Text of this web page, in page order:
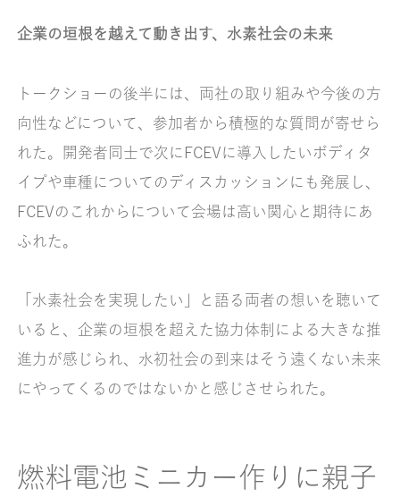
企業の垣根を越えて動き出す、水素社会の未来
トークショーの後半には、両社の取り組みや今後の方
向性などについて、参加者から積極的な質問が寄せら
れた。開発者同士で次にFCEVに導入したいボディタ
イプや車種についてのディスカッションにも発展し、
FCEVのこれからについて会場は高い関心と期待にあ
ふれた。
「水素社会を実現したい」と語る両者の想いを聴いて
いると、企業の垣根を超えた協力体制による大きな推
進力が感じられ、水初社会の到来はそう遠くない未来
にやってくるのではないかと感じさせられた。
燃料電池ミニカー作りに親子